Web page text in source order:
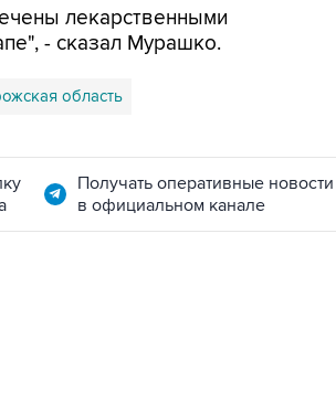
лекарственными
- сказал Мурашко.
область
Получать оперативные новости
в официальном канале